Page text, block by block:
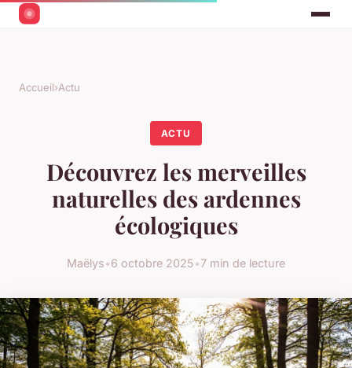
Accueil›Actu
ACTU
Découvrez les merveilles
naturelles des ardennes
écologiques
Maëlys•6 octobre 2025•7 min de lecture